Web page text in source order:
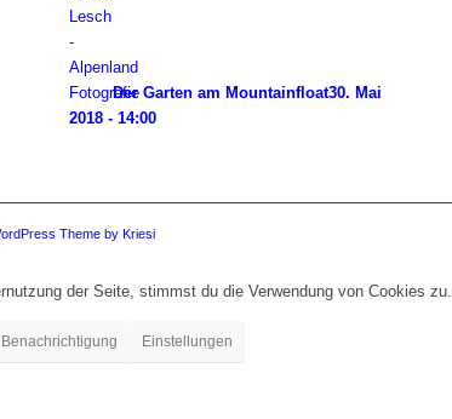
Der Garten am Mountainfloat30. Mai
2018 - 14:00
Theme by Kriesi
der Seite, stimmst du die Verwendung von Cookies zu.
Einstellungen